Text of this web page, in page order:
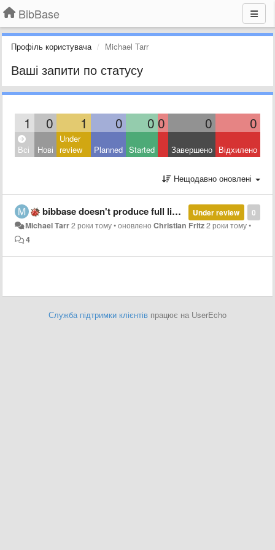
BibBase
Профіль користувача Michael Tarr
Ваші запити по статусу
1 0 1 0 0 0 0 0
Всі Нові
Under
review
Planned Started Завершено Відхилено
Нещодавно оновлені
0
Under review
bibbase doesn't produce full list from zotero my publications source
Michael Tarr2 роки тому•оновленоChristian Fritz2 роки тому•
4
Служба підтримки клієнтів працює на UserEcho